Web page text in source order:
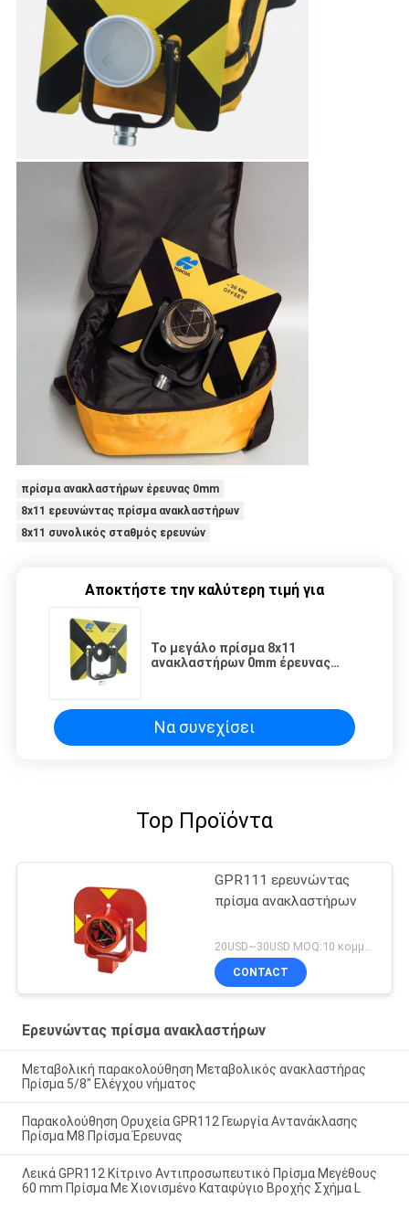
πρίσμα ανακλαστήρων έρευνας 0mm
8x11 ερευνώντας πρίσμα ανακλαστήρων
8x11 συνολικός σταθμός ερευνών
Αποκτήστε την καλύτερη τιμή για
Το μεγάλο πρίσμα 8x11
ανακλαστήρων 0mm έρευνας
Να συνεχίσει
Top Προϊόντα
GPR111 ερευνώντας
πρίσμα ανακλαστήρων
20USD~30USD MOQ:10 κομμάτια
CONTACT
Ερευνώντας πρίσμα ανακλαστήρων
Μεταβολική παρακολούθηση Μεταβολικός ανακλαστήρας
Πρίσμα 5/8" Ελέγχου νήματος
Παρακολούθηση Ορυχεία GPR112 Γεωργία Αντανάκλασης
Πρίσμα M8 Πρίσμα Έρευνας
Λεικά GPR112 Κίτρινο Αντιπροσωπευτικό Πρίσμα Μεγέθους
60 mm Πρίσμα Με Χιονισμένο Καταφύγιο Βροχής Σχήμα L